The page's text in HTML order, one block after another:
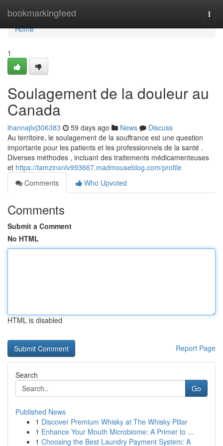
bookmarkingfeed
Home
Home
1
Soulagement de la douleur au
Canada
ihannajlvj306383 59 days ago News
Discuss
Au territoire, le soulagement de la souffrance est une question
importante pour les patients et les professionnels de la santé .
Diverses méthodes , incluant des traitements médicamenteuses
et https://tamzinxnlv993667.madmouseblog.com/profile
Comments
Who Upvoted
Comments
Submit a Comment
No HTML
HTML is disabled
Report Page
Search
Go
Published News
1 Discover Premium Whisky at The Whisky Pillar
1 Enhance Your Mouth Microbiome: A Primer to ...
1 Choosing the Best Laundry Payment System: A